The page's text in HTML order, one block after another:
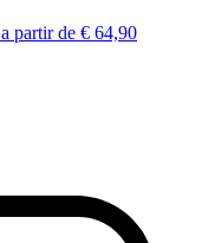
a partir de € 64,90